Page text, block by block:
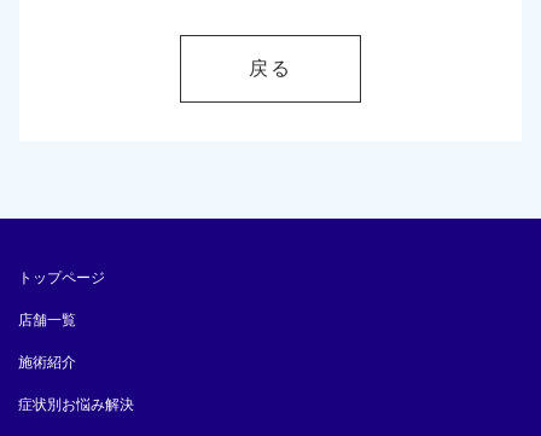
戻る
トップページ
店舗一覧
施術紹介
症状別お悩み解決